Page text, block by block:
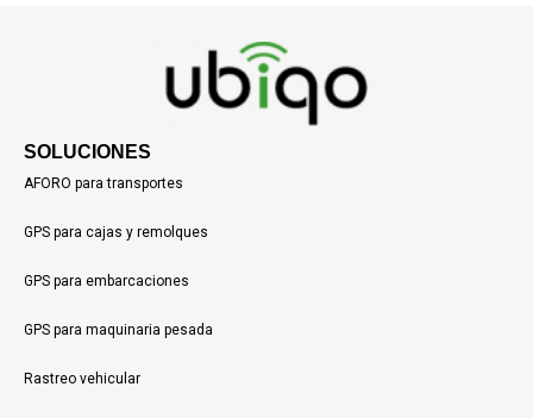
SOLUCIONES
AFORO para transportes
GPS para cajas y remolques
GPS para embarcaciones
GPS para maquinaria pesada
Rastreo vehicular